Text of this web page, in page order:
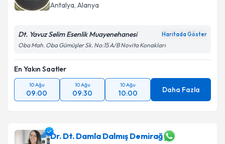
Antalya, Alanya
Dt. Yavuz Selim Esenlik Muayenehanesi Haritada Göster
Oba Mah. Oba Gümüşler Sk. No:15 A/B Novita Konakları
En Yakın Saatler
10 Ağu
09:00
10 Ağu
09:30
10 Ağu
10:00 Daha Fazla
Dr. Dt. Damla Dalmış Demirağ